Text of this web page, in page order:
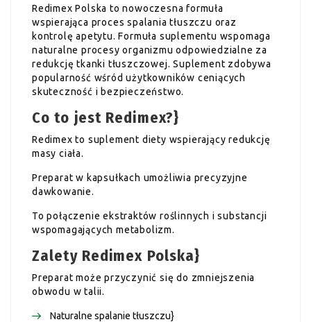
Redimex Polska to nowoczesna formuła
wspierająca proces spalania tłuszczu oraz
kontrolę apetytu. Formuła suplementu wspomaga
naturalne procesy organizmu odpowiedzialne za
redukcję tkanki tłuszczowej. Suplement zdobywa
popularność wśród użytkowników ceniących
skuteczność i bezpieczeństwo.
Co to jest Redimex?}
Redimex to suplement diety wspierający redukcję
masy ciała.
Preparat w kapsułkach umożliwia precyzyjne
dawkowanie.
To połączenie ekstraktów roślinnych i substancji
wspomagających metabolizm.
Zalety Redimex Polska}
Preparat może przyczynić się do zmniejszenia
obwodu w talii.
Naturalne spalanie tłuszczu}